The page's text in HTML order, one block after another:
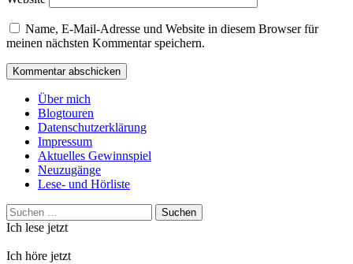
Name, E-Mail-Adresse und Website in diesem Browser für
meinen nächsten Kommentar speichern.
Über mich
Blogtouren
Datenschutzerklärung
Impressum
Aktuelles Gewinnspiel
Neuzugänge
Lese- und Hörliste
Suchen
nach:
Ich lese jetzt
Ich höre jetzt